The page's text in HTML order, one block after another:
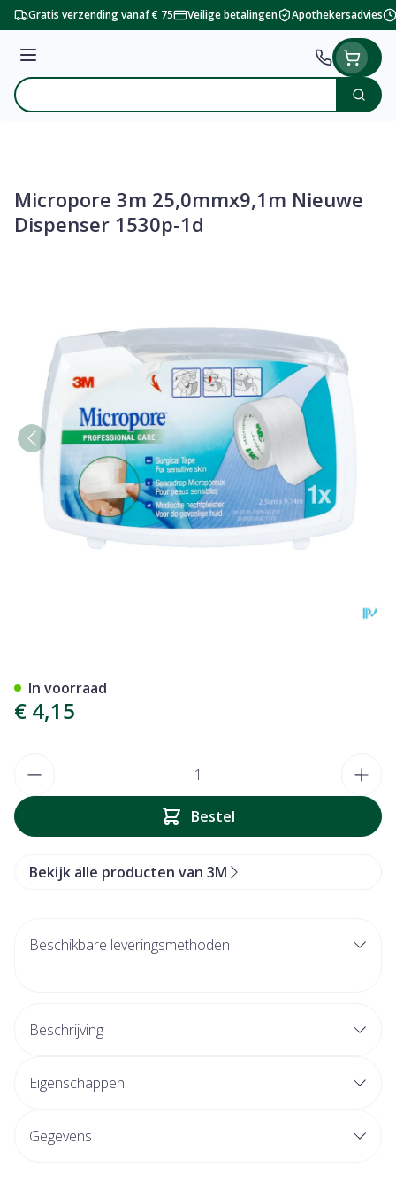
Ga naar de inhoud
Gratis verzending vanaf € 75 Veilige betalingen Apothekersadvies
Menu
Product, merk, categorie...
Zoek
Micropore 3m 25,0mmx9,1m Nieuwe
Dispenser 1530p-1d
€ 4,15
Bestel
In voorraad
Bekijk alle producten van 3M
Beschikbare leveringsmethoden
Beschrijving
Eigenschappen
Gegevens